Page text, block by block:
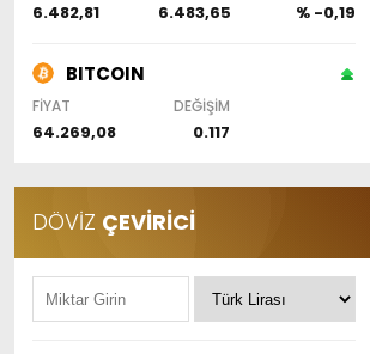
6.482,81 6.483,65 % -0,19
BITCOIN
FİYAT DEĞİŞİM
64.269,08 0.117
DÖVİZ ÇEVİRİCİ